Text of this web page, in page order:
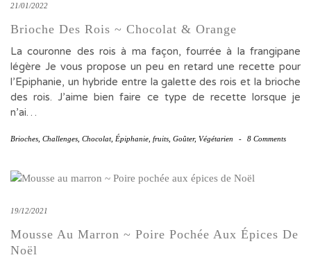
21/01/2022
Brioche Des Rois ~ Chocolat & Orange
La couronne des rois à ma façon, fourrée à la frangipane
légère Je vous propose un peu en retard une recette pour
l’Epiphanie, un hybride entre la galette des rois et la brioche
des rois. J’aime bien faire ce type de recette lorsque je
n’ai…
Brioches Challenges Chocolat, Épiphanie fruits Goûter, Végétarien - 8 Comments
19/12/2021
Mousse Au Marron ~ Poire Pochée Aux Épices De
Noël